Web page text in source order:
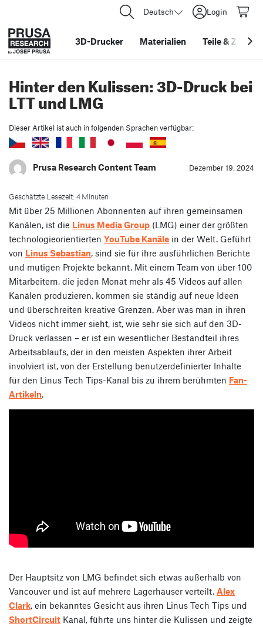
Deutsch Login
3D-Drucker Materialien Teile&
Hinter den Kulissen: 3D-Druck bei
LTT und LMG
Dieser Artikel ist auch in folgenden Sprachen verfügbar:
Prusa Research Content Team Dezember 19. 2024
Geschätzte Lesezeit: 4 Minuten
Mit über 25 Millionen Abonnenten auf ihren gemeinsamen
Kanälen, ist die Linus Media Group (LMG) einer der größten
technologieorientierten YouTube Kanäle in der Welt. Geführt
von Linus Sebastian, sind sie für ihre ausführlichen Berichte
und mutigen Projekte bekannt. Mit einem Team von über 100
Mitarbeitern, die jeden Monat mehr als 45 Videos auf allen
Kanälen produzieren, kommen sie ständig auf neue Ideen
und überschreiten kreative Grenzen. Aber was man in ihren
Videos nicht immer sieht, ist, wie sehr sie sich auf den 3D-
Druck verlassen – er ist ein wesentlicher Bestandteil ihres
Arbeitsablaufs, der in den meisten Aspekten ihrer Arbeit
involviert ist, von der Erstellung benutzerdefinierter Inhalte
für den Linus Tech Tips-Kanal bis zu ihrem berühmten Fan-
Artikeln.
Der Hauptsitz von LMG befindet sich etwas außerhalb von
Vancouver und ist auf mehrere Lagerhäuser verteilt. Alex
Clark, ein bekanntes Gesicht aus ihren Linus Tech Tips und
ShortCircuit Kanal, führte uns hinter die Kulissen und zeigte